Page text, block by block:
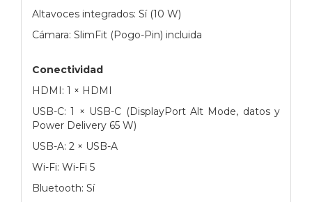
Altavoces integrados: Sí (10 W)
Cámara: SlimFit (Pogo-Pin) incluida
Conectividad
HDMI: 1 × HDMI
USB-C: 1 × USB-C (DisplayPort Alt Mode, datos y
Power Delivery 65 W)
USB-A: 2 × USB-A
Wi-Fi: Wi-Fi 5
Bluetooth: Sí